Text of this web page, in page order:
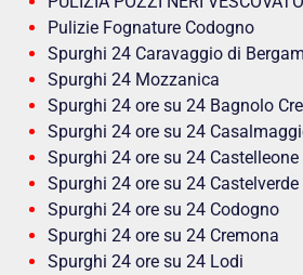
Pulizie Fognature Codogno
Spurghi 24 Caravaggio di
Spurghi 24 Mozzanica
Spurghi 24 ore su 24 Bagnolo
Spurghi 24 ore su 24
Spurghi 24 ore su 24 Castelleone
Spurghi 24 ore su 24 Castelverde
Spurghi 24 ore su 24 Codogno
Spurghi 24 ore su 24 Cremona
Spurghi 24 ore su 24 Lodi